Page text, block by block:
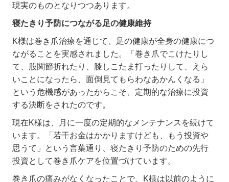
現実のものとなりつつあります。
寝たきり予防につながる足の健康維持
K様は巻き爪治療を通じて、足の健康が全身の健康につ
ながることを実感されました。「巻き爪でこけたりし
て、股関節折れたり、膝しこたま打ったりして、えら
いことになったら、面倒見てもらわなあかんくなる」
という危機感があったからこそ、定期的な治療に投資
する決断をされたのです。
現在K様は、月に一度の定期的なメンテナンスを続けて
います。「若干お金はかかりますけども、もう投資や
思うて」という言葉通り、寝たきり予防のための先行
投資として巻き爪ケアを位置づけています。
巻き爪の痛みがなくなったことで、 K様は以前のように